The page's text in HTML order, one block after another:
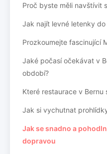
Proč byste měli navštívit
Jak najít levné letenky
Prozkoumejte fascinující
Jaké počasí očekávat v
období?
Které restaurace v
Jak si vychutnat
Jak se snadno a
dopravou